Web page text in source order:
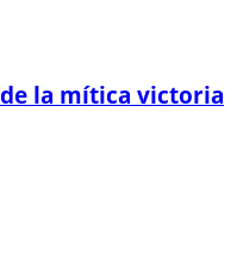
la mítica victoria